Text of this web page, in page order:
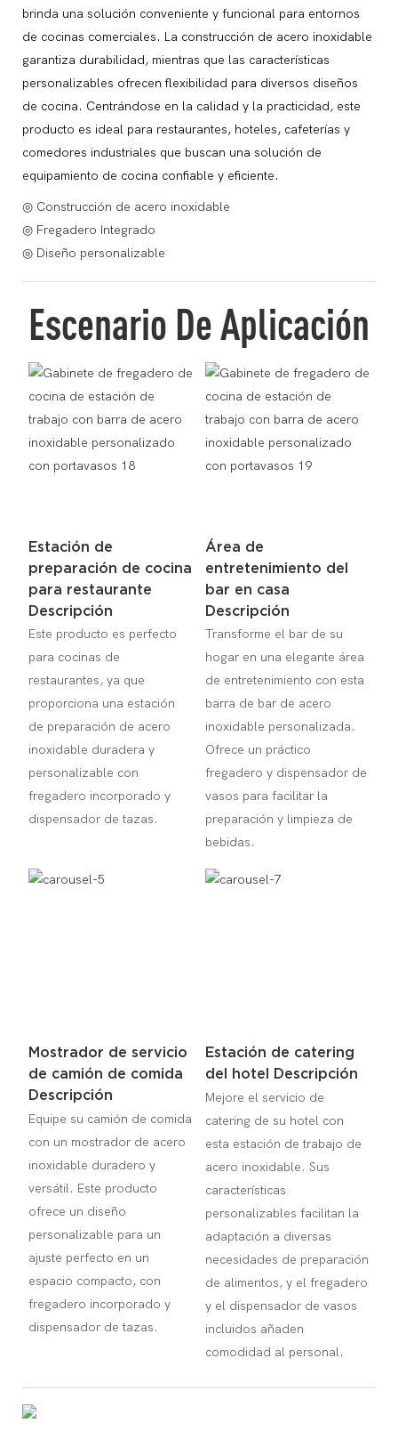
brinda una solución conveniente y funcional para entornos
de cocinas comerciales. La construcción de acero inoxidable
garantiza durabilidad, mientras que las características
personalizables ofrecen flexibilidad para diversos diseños
de cocina. Centrándose en la calidad y la practicidad, este
producto es ideal para restaurantes, hoteles, cafeterías y
comedores industriales que buscan una solución de
equipamiento de cocina confiable y eficiente.
◎ Construcción de acero inoxidable
◎ Fregadero Integrado
◎ Diseño personalizable
Escenario De Aplicación
Estación de
preparación de cocina
para restaurante
Descripción
Este producto es perfecto
para cocinas de
restaurantes, ya que
proporciona una estación
de preparación de acero
inoxidable duradera y
personalizable con
fregadero incorporado y
dispensador de tazas.
Área de
entretenimiento del
bar en casa
Descripción
Transforme el bar de su
hogar en una elegante área
de entretenimiento con esta
barra de bar de acero
inoxidable personalizada.
Ofrece un práctico
fregadero y dispensador de
vasos para facilitar la
preparación y limpieza de
bebidas.
Mostrador de servicio
de camión de comida
Descripción
Equipe su camión de comida
con un mostrador de acero
inoxidable duradero y
versátil. Este producto
ofrece un diseño
personalizable para un
ajuste perfecto en un
espacio compacto, con
fregadero incorporado y
dispensador de tazas.
Estación de catering
del hotel Descripción
Mejore el servicio de
catering de su hotel con
esta estación de trabajo de
acero inoxidable. Sus
características
personalizables facilitan la
adaptación a diversas
necesidades de preparación
de alimentos, y el fregadero
y el dispensador de vasos
incluidos añaden
comodidad al personal.